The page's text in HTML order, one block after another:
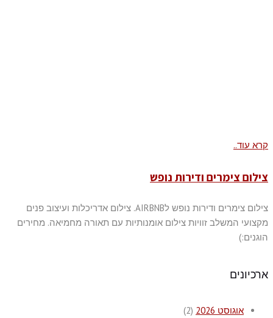
קרא עוד..
צילום צימרים ודירות נופש
צילום צימרים ודירות נופש לAIRBNB. צילום אדריכלות ועיצוב פנים
מקצועי המשלב זוויות צילום אומנותיות עם תאורה מחמיאה. מחירים
הוגנים:)
ארכיונים
אוגוסט 2026
(2)